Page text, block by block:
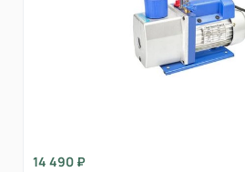
14 490 ₽